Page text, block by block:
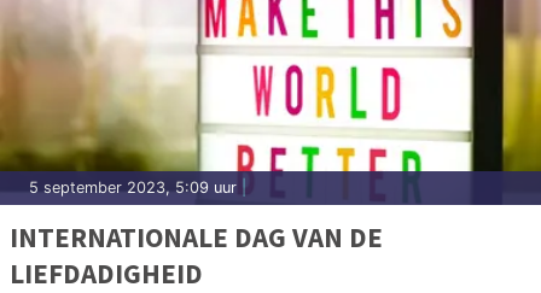
5 september 2023, 5:09 uur
INTERNATIONALE DAG VAN DE
LIEFDADIGHEID